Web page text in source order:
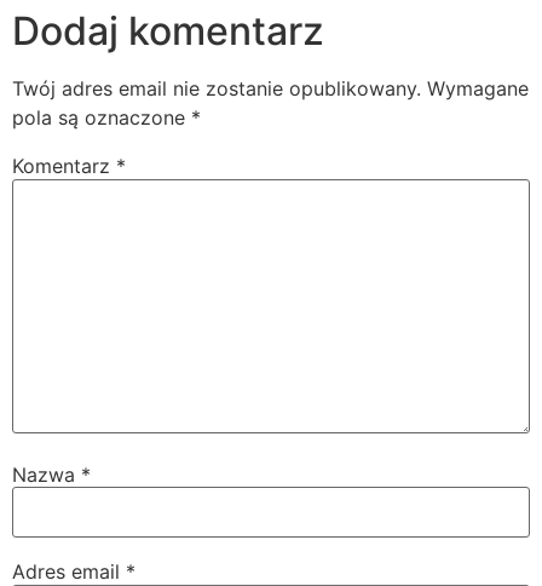
Dodaj komentarz
Twój adres email nie zostanie opublikowany. Wymagane
pola są oznaczone *
Komentarz *
Nazwa *
Adres email *